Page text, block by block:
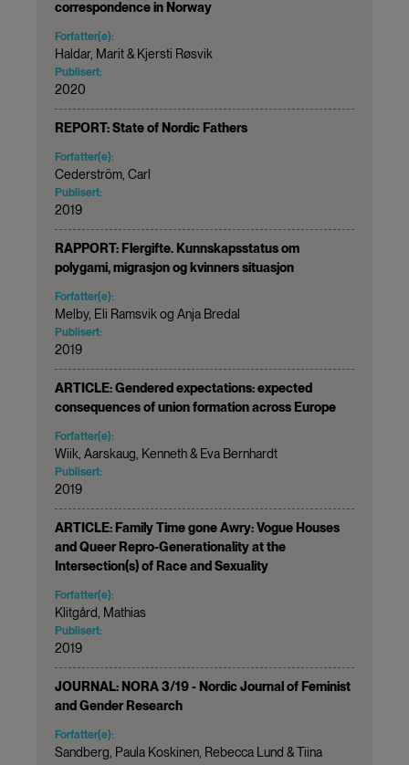
correspondence in Norway
Forfatter(e):
Haldar, Marit & Kjersti Røsvik
Publisert:
2020
REPORT: State of Nordic Fathers
Forfatter(e):
Cederström, Carl
Publisert:
2019
RAPPORT: Flergifte. Kunnskapsstatus om
polygami, migrasjon og kvinners situasjon
Forfatter(e):
Melby, Eli Ramsvik og Anja Bredal
Publisert:
2019
ARTICLE: Gendered expectations: expected
consequences of union formation across Europe
Forfatter(e):
Wiik, Aarskaug, Kenneth & Eva Bernhardt
Publisert:
2019
ARTICLE: Family Time gone Awry: Vogue Houses
and Queer Repro-Generationality at the
Intersection(s) of Race and Sexuality
Forfatter(e):
Klitgård, Mathias
Publisert:
2019
JOURNAL: NORA 3/19 - Nordic Journal of Feminist
and Gender Research
Forfatter(e):
Sandberg, Paula Koskinen, Rebecca Lund & Tiina